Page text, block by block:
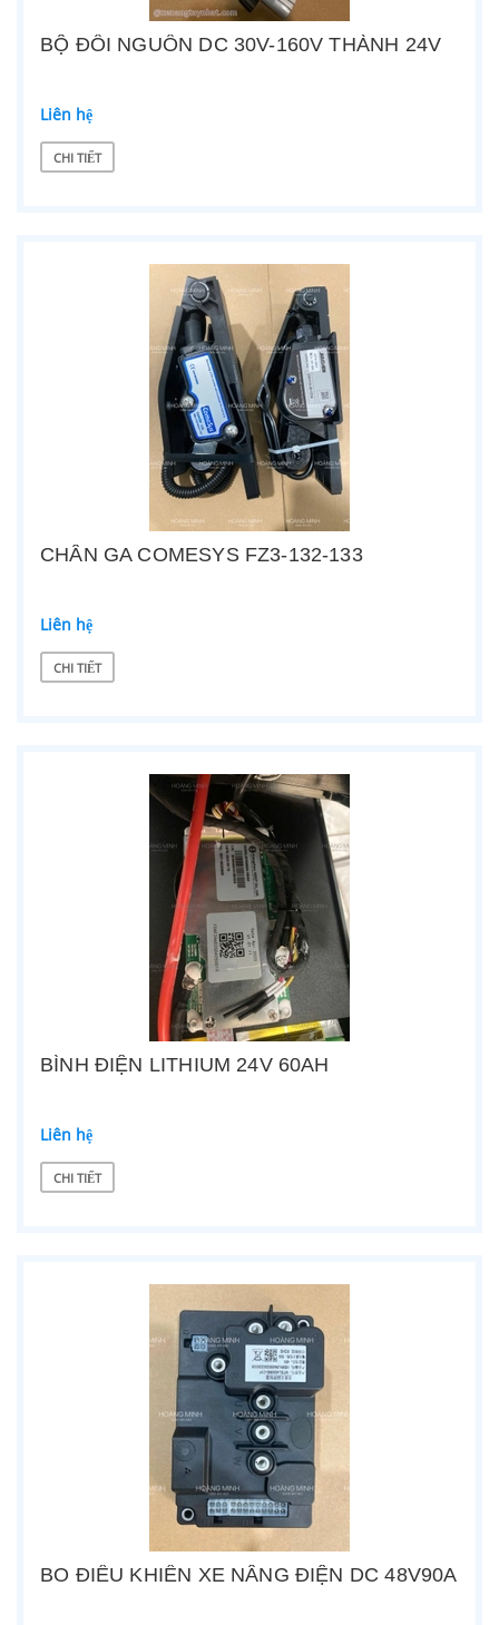
BỘ ĐỔI NGUỒN DC 30V-160V THÀNH 24V
Liên hệ
CHI TIẾT
CHÂN GA COMESYS FZ3-132-133
Liên hệ
CHI TIẾT
BÌNH ĐIỆN LITHIUM 24V 60AH
Liên hệ
CHI TIẾT
BO ĐIỀU KHIỂN XE NÂNG ĐIỆN DC 48V90A